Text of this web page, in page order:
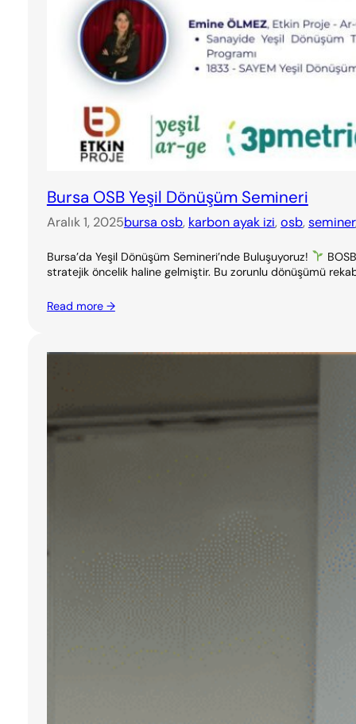
Bursa OSB Yeşil Dönüşüm Semineri
Aralık 1, 2025bursa osb, karbon ayak izi, osb, seminer
Bursa’da Yeşil Dönüşüm Semineri’nde Buluşuyoruz!
stratejik öncelik haline gelmiştir. Bu zorunlu dönüşümü
Read more →